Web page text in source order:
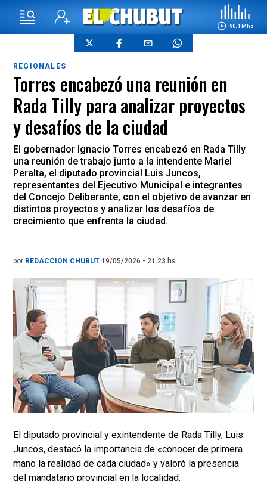
90.1 Mhz
REGIONALES
Torres encabezó una reunión en
Rada Tilly para analizar proyectos
y desafíos de la ciudad
El gobernador Ignacio Torres encabezó en Rada Tilly
una reunión de trabajo junto a la intendente Mariel
Peralta, el diputado provincial Luis Juncos,
representantes del Ejecutivo Municipal e integrantes
del Concejo Deliberante, con el objetivo de avanzar en
distintos proyectos y analizar los desafíos de
crecimiento que enfrenta la ciudad.
por REDACCIÓN CHUBUT 19/05/2026 - 21.23.hs
El diputado provincial y exintendente de Rada Tilly, Luis
Juncos, destacó la importancia de «conocer de primera
mano la realidad de cada ciudad» y valoró la presencia
del mandatario provincial en la localidad.